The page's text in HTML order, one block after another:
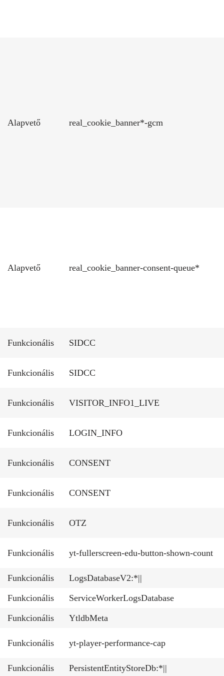
Alapvető real_cookie_banner*-gcm
Alapvető real_cookie_banner-consent-queue*
Funkcionális SIDCC
Funkcionális SIDCC
Funkcionális VISITOR_INFO1_LIVE
Funkcionális LOGIN_INFO
Funkcionális CONSENT
Funkcionális CONSENT
Funkcionális OTZ
Funkcionális yt-fullerscreen-edu-button-shown-count
Funkcionális
LogsDatabaseV2:*||
Funkcionális
ServiceWorkerLogsDatabase
Funkcionális
YtldbMeta
Funkcionális yt-player-performance-cap
Funkcionális
PersistentEntityStoreDb:*||